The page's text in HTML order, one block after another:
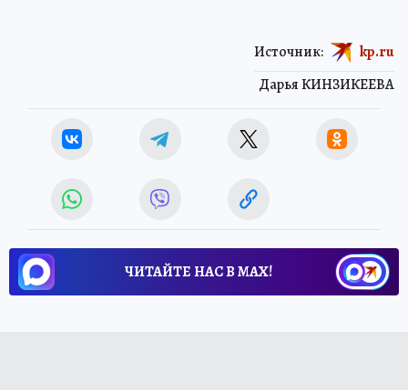
Дарья КИНЗИКЕЕВА
Источник: kp.ru
ЧИТАЙТЕ НАС В МАХ!